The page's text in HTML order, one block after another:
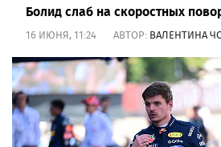
Болид слаб на скоростных
16 ИЮНЯ, 11:24 АВТОР: ВАЛЕНТИНА